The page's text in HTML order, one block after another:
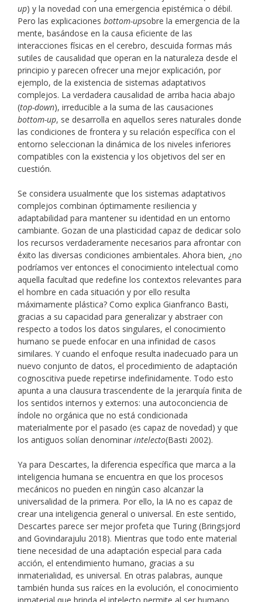
up) y la novedad con una emergencia epistémica o débil.
Pero las explicaciones bottom-upsobre la emergencia de la
mente, basándose en la causa eficiente de las
interacciones físicas en el cerebro, descuida formas más
sutiles de causalidad que operan en la naturaleza desde el
principio y parecen ofrecer una mejor explicación, por
ejemplo, de la existencia de sistemas adaptativos
complejos. La verdadera causalidad de arriba hacia abajo
(top-down), irreducible a la suma de las causaciones
bottom-up, se desarrolla en aquellos seres naturales donde
las condiciones de frontera y su relación específica con el
entorno seleccionan la dinámica de los niveles inferiores
compatibles con la existencia y los objetivos del ser en
cuestión.
Se considera usualmente que los sistemas adaptativos
complejos combinan óptimamente resiliencia y
adaptabilidad para mantener su identidad en un entorno
cambiante. Gozan de una plasticidad capaz de dedicar solo
los recursos verdaderamente necesarios para afrontar con
éxito las diversas condiciones ambientales. Ahora bien, ¿no
podríamos ver entonces el conocimiento intelectual como
aquella facultad que redefine los contextos relevantes para
el hombre en cada situación y por ello resulta
máximamente plástica? Como explica Gianfranco Basti,
gracias a su capacidad para generalizar y abstraer con
respecto a todos los datos singulares, el conocimiento
humano se puede enfocar en una infinidad de casos
similares. Y cuando el enfoque resulta inadecuado para un
nuevo conjunto de datos, el procedimiento de adaptación
cognoscitiva puede repetirse indefinidamente. Todo esto
apunta a una clausura trascendente de la jerarquía finita de
los sentidos internos y externos: una autoconciencia de
índole no orgánica que no está condicionada
materialmente por el pasado (es capaz de novedad) y que
los antiguos solían denominar intelecto(Basti 2002).
Ya para Descartes, la diferencia específica que marca a la
inteligencia humana se encuentra en que los procesos
mecánicos no pueden en ningún caso alcanzar la
universalidad de la primera. Por ello, la IA no es capaz de
crear una inteligencia general o universal. En este sentido,
Descartes parece ser mejor profeta que Turing (Bringsjord
and Govindarajulu 2018). Mientras que todo ente material
tiene necesidad de una adaptación especial para cada
acción, el entendimiento humano, gracias a su
inmaterialidad, es universal. En otras palabras, aunque
también hunda sus raíces en la evolución, el conocimiento